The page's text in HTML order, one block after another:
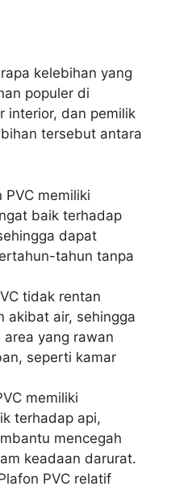
kelebihan yang
populer di
interior, dan pemilik
tersebut antara
PVC memiliki
baik terhadap
dapat
tahun tanpa
tidak rentan
akibat air, sehingga
yang rawan
seperti kamar
memiliki
terhadap api,
mencegah
keadaan darurat.
PVC relatif